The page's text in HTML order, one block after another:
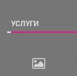
УСЛУГИ